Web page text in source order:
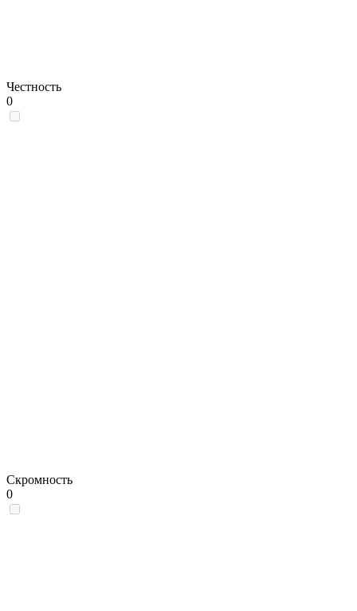
Честность
0
Скромность
0